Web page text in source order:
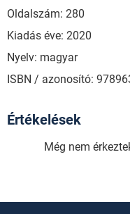
Oldalszám: 280
Kiadás éve: 2020
Nyelv: magyar
ISBN / azonosító:
Értékelések
Még nem